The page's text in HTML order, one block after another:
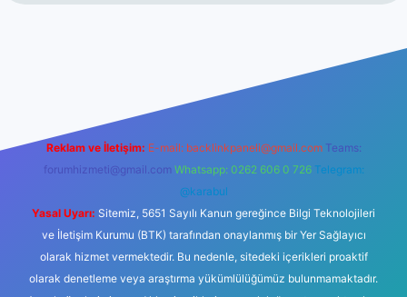
Reklam ve İletişim: E-mail: backlinkpaneli@gmail.com Teams:
forumhizmeti@gmail.com Whatsapp: 0262 606 0 726 Telegram:
@karabul
Yasal Uyarı: Sitemiz, 5651 Sayılı Kanun gereğince Bilgi Teknolojileri
ve İletişim Kurumu (BTK) tarafından onaylanmış bir Yer Sağlayıcı
olarak hizmet vermektedir. Bu nedenle, sitedeki içerikleri proaktif
olarak denetleme veya araştırma yükümlülüğümüz bulunmamaktadır.